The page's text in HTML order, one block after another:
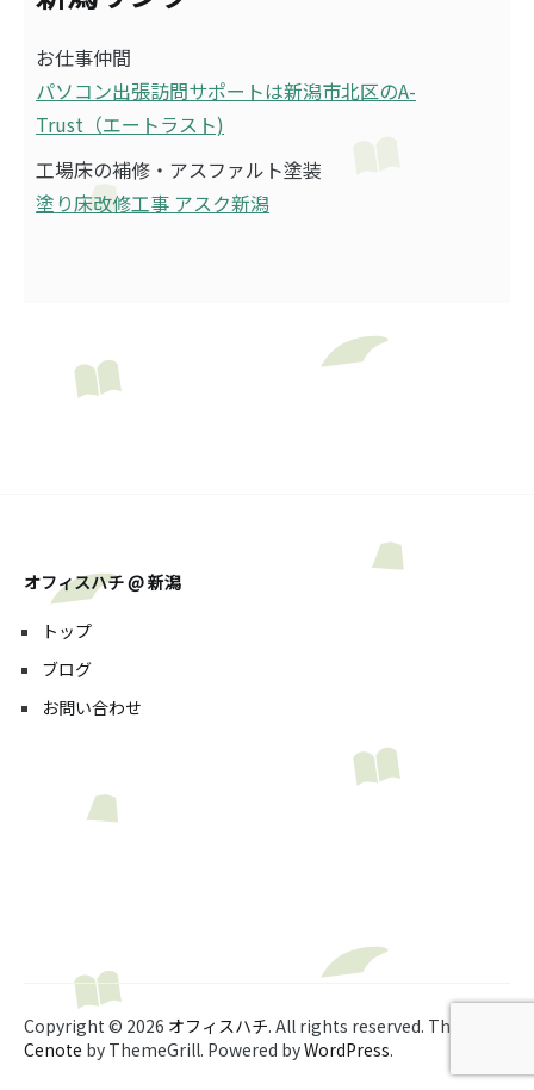
お仕事仲間
パソコン出張訪問サポートは新潟市北区のA-
Trust（エートラスト)
工場床の補修・アスファルト塗装
塗り床改修工事 アスク新潟
オフィスハチ @ 新潟
トップ
ブログ
お問い合わせ
Copyright © 2026 オフィスハチ. All rights reserved. Theme:
Cenote by ThemeGrill. Powered byWordPress.